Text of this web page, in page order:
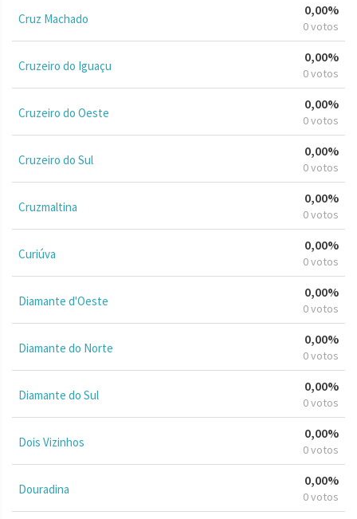
Cruz Machado
0,00%
0 votos
Cruzeiro do Iguaçu
0,00%
0 votos
Cruzeiro do Oeste
0,00%
0 votos
Cruzeiro do Sul
0,00%
0 votos
Cruzmaltina
0,00%
0 votos
Curiúva
0,00%
0 votos
Diamante d'Oeste
0,00%
0 votos
Diamante do Norte
0,00%
0 votos
Diamante do Sul
0,00%
0 votos
Dois Vizinhos
0,00%
0 votos
Douradina
0,00%
0 votos